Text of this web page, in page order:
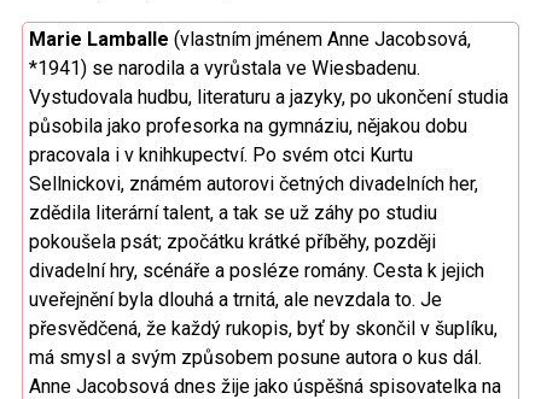
Marie Lamballe (vlastním jménem Anne Jacobsová,
*1941) se narodila a vyrůstala ve Wiesbadenu.
Vystudovala hudbu, literaturu a jazyky, po ukončení studia
působila jako profesorka na gymnáziu, nějakou dobu
pracovala i v knihkupectví. Po svém otci Kurtu
Sellnickovi, známém autorovi četných divadelních her,
zdědila literární talent, a tak se už záhy po studiu
pokoušela psát; zpočátku krátké příběhy, později
divadelní hry, scénáře a posléze romány. Cesta k jejich
uveřejnění byla dlouhá a trnitá, ale nevzdala to. Je
přesvědčená, že každý rukopis, byť by skončil v šuplíku,
má smysl a svým způsobem posune autora o kus dál.
Anne Jacobsová dnes žije jako úspěšná spisovatelka na